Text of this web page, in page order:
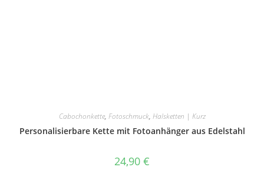
Cabochonkette, Fotoschmuck, Halsketten | Kurz
Personalisierbare Kette mit Fotoanhänger aus Edelstahl
24,90 €